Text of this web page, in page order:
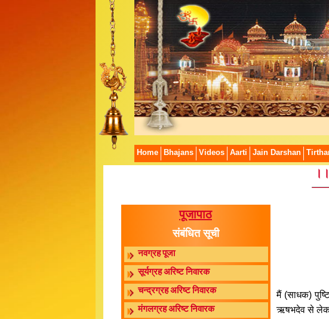
Home Bhajans Videos Aarti Jain Darshan
पूजापाठ
संबंधित सूची
नवग्रह पूजा
सूर्यग्रह अरिष्ट निवारक
चन्द्रग्रह अरिष्ट निवारक
मंगलग्रह अरिष्ट निवारक
मैं (साधक)
ऋषभदेव से लेकर